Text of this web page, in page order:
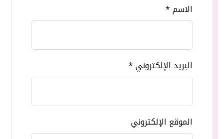
الاسم*
البريد الإلكتروني*
الموقع الإلكتروني